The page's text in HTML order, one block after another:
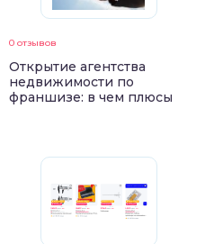
0 отзывов
Открытие агентства
недвижимости по
франшизе: в чем плюсы